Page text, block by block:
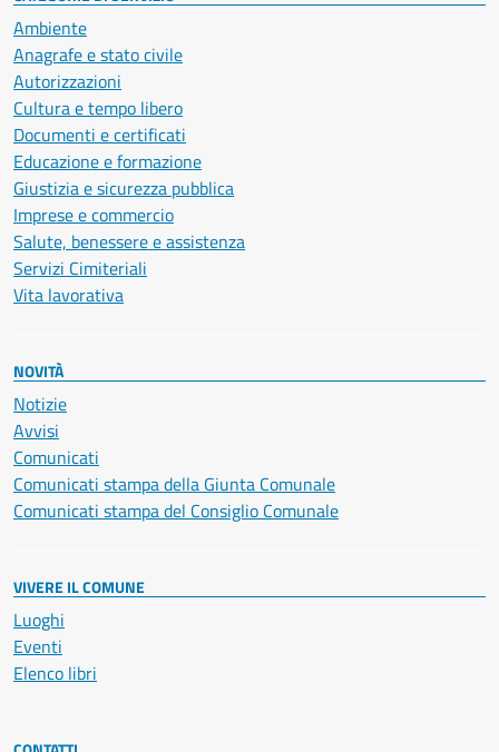
Ambiente
Anagrafe e stato civile
Autorizzazioni
Cultura e tempo libero
Documenti e certificati
Educazione e formazione
Giustizia e sicurezza pubblica
Imprese e commercio
Salute, benessere e assistenza
Servizi Cimiteriali
Vita lavorativa
NOVITÀ
Notizie
Avvisi
Comunicati
Comunicati stampa della Giunta Comunale
Comunicati stampa del Consiglio Comunale
VIVERE IL COMUNE
Luoghi
Eventi
Elenco libri